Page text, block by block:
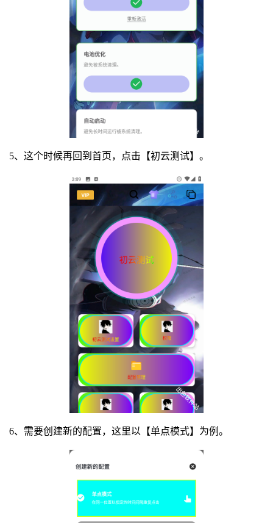
5、这个时候再回到首页，点击【初云测试】。
6、需要创建新的配置，这里以【单点模式】为例。